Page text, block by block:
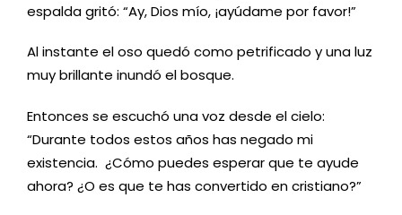
espalda gritó: “Ay, Dios mío, ¡ayúdame por favor!”
Al instante el oso quedó como petrificado y una luz
muy brillante inundó el bosque.
Entonces se escuchó una voz desde el cielo:
“Durante todos estos años has negado mi
existencia. ¿Cómo puedes esperar que te ayude
ahora? ¿O es que te has convertido en cristiano?”